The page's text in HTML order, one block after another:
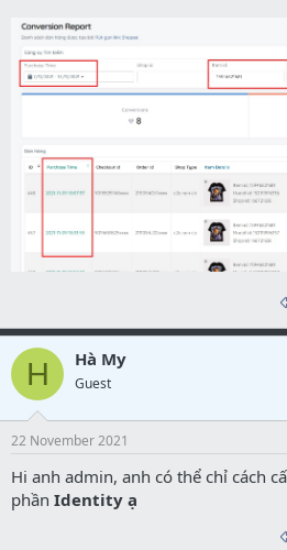
H Hà My
Guest
22 November 2021
Hi anh admin, anh có thể chỉ cách
phần Identity ạ